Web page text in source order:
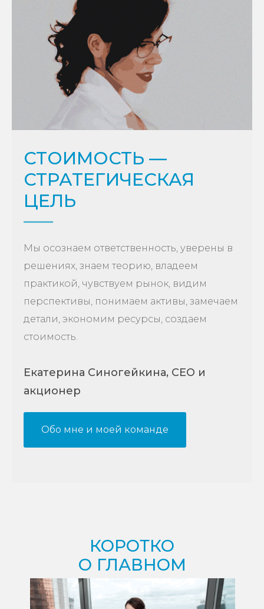
СТОИМОСТЬ —
СТРАТЕГ|
решениях, знаем теорию, владеем
практикой, чувствуем рынок, видим
перспективы, понимаем активы, замечаем
детали, экономим ресурсы, создаем
стоимость.
акционер
О ГЛАВНОМ